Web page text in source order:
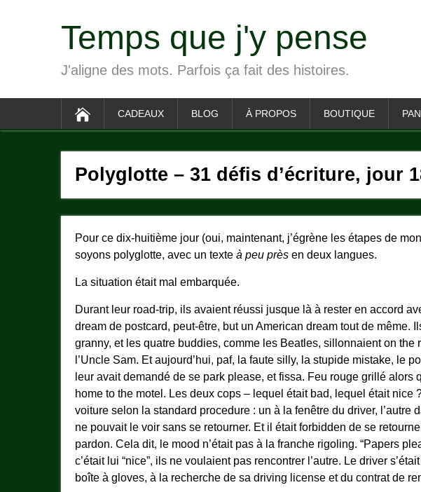
Temps que j'y pense
J'aligne des mots. Parfois ça fait des histoires.
CADEAUX BLOG À PROPOS BOUTIQUE
Polyglotte – 31 défis d’écriture, jour
Pour ce dix-huitième jour (oui, maintenant, j’égrène les étapes de mon
soyons polyglotte, avec un texte à peu près en deux langues.
La situation était mal embarquée.
Durant leur road-trip, ils avaient réussi jusque là à rester en accord
dream de postcard, peut-être, but un American dream tout de même.
granny, et les quatre buddies, comme les Beatles, sillonnaient on the
l’Uncle Sam. Et aujourd’hui, paf, la faute silly, la stupide mistake, le
leur avait demandé de se park please, et fissa. Feu rouge grillé alors
home to the motel. Les deux cops – lequel était bad, lequel était nice
voiture selon la standard procedure : un à la fenêtre du driver, l’autre
ne pouvait le voir sans se retourner. Et il était forbidden de se
pardon. Cela dit, le mood n’était pas à la franche rigoling. “Papers
c’était lui “nice”, ils ne voulaient pas rencontrer l’autre. Le driver
boîte à gloves, à la recherche de sa driving license et du contrat de